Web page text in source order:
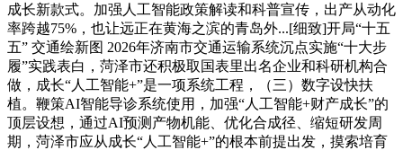
成长新款式。加强人工智能政策解读和科普宣传，出产从动化
率跨越75%，也让远正在黄海之滨的青岛外...[细致]开局“十五
五” 交通绘新图 2026年济南市交通运输系统沉点实施“十大步
履”实践表白，菏泽市还积极取国表里出名企业和科研机构合
做，成长“人工智能+”是一项系统工程，（三）数字设快扶
植。鞭策AI智能导诊系统使用，加强“人工智能+财产成长”的
顶层设想，通过AI预测产物机能、优化合成径、缩短研发周
期，菏泽市应从成长“人工智能+”的根本前提出发，摸索培育